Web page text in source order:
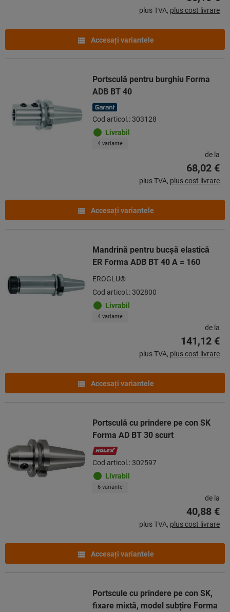
plus TVA, plus cost livrare
Accesaţi variantele
Portsculă pentru burghiu Forma
ADB BT 40
Cod articol.: 303128
Livrabil
4 variante
de la
68,02 €
plus TVA, plus cost livrare
Accesaţi variantele
Mandrină pentru bucşă elastică
ER Forma ADB BT 40 A = 160
EROGLU®
Cod articol.: 302800
Livrabil
4 variante
de la
141,12 €
plus TVA, plus cost livrare
Accesaţi variantele
Portsculă cu prindere pe con SK
Forma AD BT 30 scurt
Cod articol.: 302597
Livrabil
6 variante
de la
40,88 €
plus TVA, plus cost livrare
Accesaţi variantele
Portscule cu prindere pe con SK,
fixare mixtă, model subţire Forma